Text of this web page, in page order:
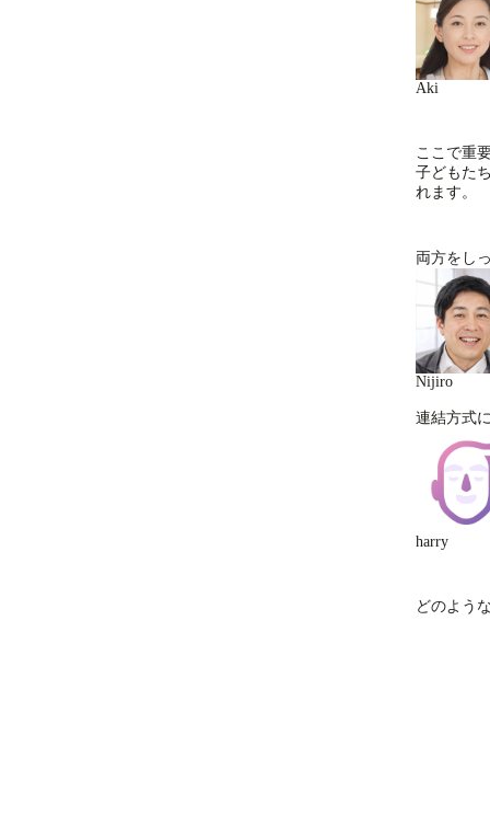
Aki
ここで重
子どもた
れます。
両方をし
Nijiro
連結方式
harry
どのよう